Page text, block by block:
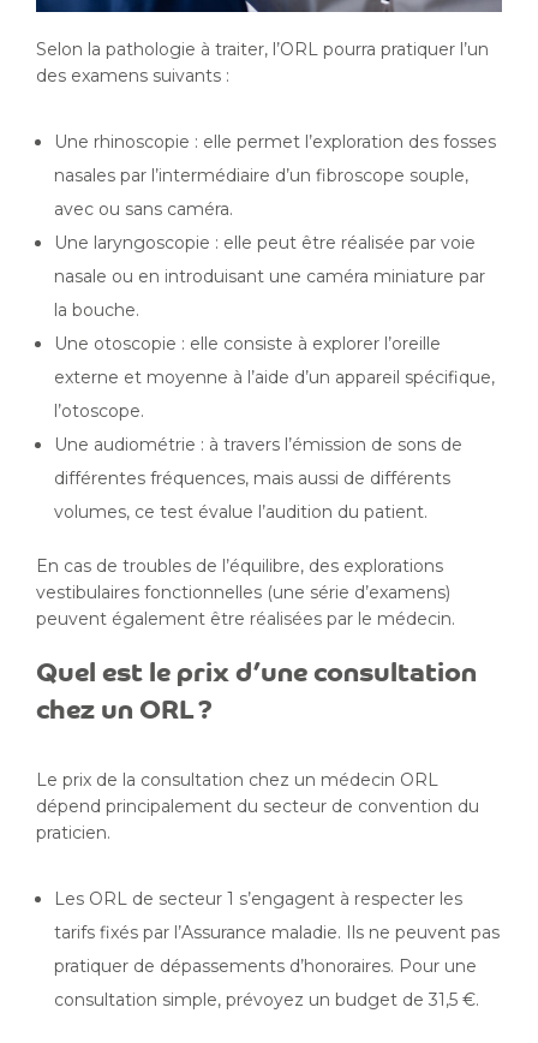
Selon la pathologie à traiter, l’ORL pourra pratiquer l’un
des examens suivants :
Une rhinoscopie : elle permet l’exploration des fosses
nasales par l’intermédiaire d’un fibroscope souple,
avec ou sans caméra.
Une laryngoscopie : elle peut être réalisée par voie
nasale ou en introduisant une caméra miniature par
la bouche.
Une otoscopie : elle consiste à explorer l’oreille
externe et moyenne à l’aide d’un appareil spécifique,
l’otoscope.
Une audiométrie : à travers l’émission de sons de
différentes fréquences, mais aussi de différents
volumes, ce test évalue l’audition du patient.
En cas de troubles de l’équilibre, des explorations
vestibulaires fonctionnelles (une série d’examens)
peuvent également être réalisées par le médecin.
Quel est le prix d’une consultation
chez un ORL ?
Le prix de la consultation chez un médecin ORL
dépend principalement du secteur de convention du
praticien.
Les ORL de secteur 1 s’engagent à respecter les
tarifs fixés par l’Assurance maladie. Ils ne peuvent pas
pratiquer de dépassements d’honoraires. Pour une
consultation simple, prévoyez un budget de 31,5 €.